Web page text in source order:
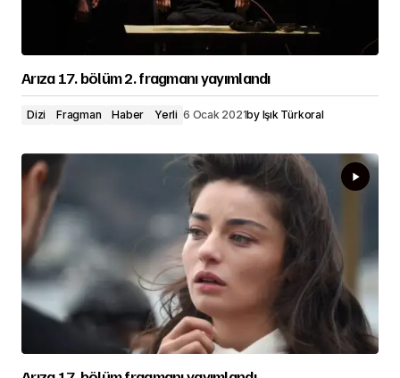
Arıza 17. bölüm 2. fragmanı yayımlandı
Dizi Fragman Haber Yerli 6 Ocak 2021by Işık Türkoral